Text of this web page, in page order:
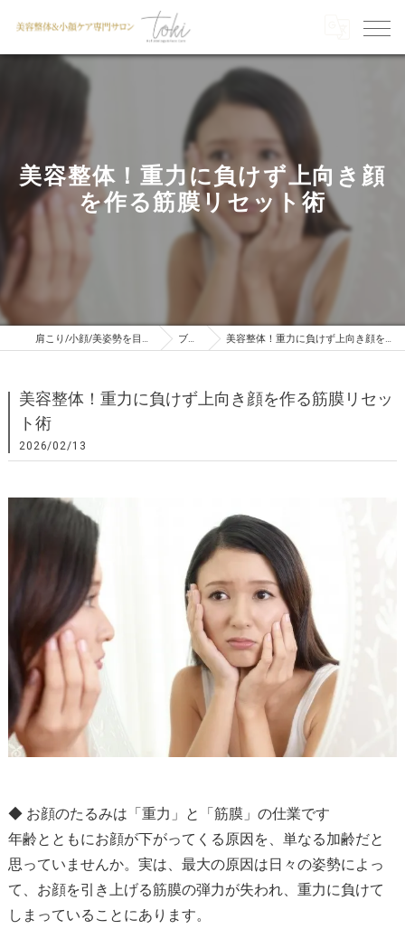
美容整体！重力に負けず上向き顔
を作る筋膜リセット術
肩こり/小顔/美姿勢を目指すならTOKI ブログ 美容整体！重力に負けず上向き顔を作る筋膜リセット術
美容整体！重力に負けず上向き顔を作る筋膜リセッ
ト術
2026/02/13
◆ お顔のたるみは「重力」と「筋膜」の仕業です
年齢とともにお顔が下がってくる原因を、単なる加齢だと
思っていませんか。実は、最大の原因は日々の姿勢によっ
て、お顔を引き上げる筋膜の弾力が失われ、重力に負けて
しまっていることにあります。